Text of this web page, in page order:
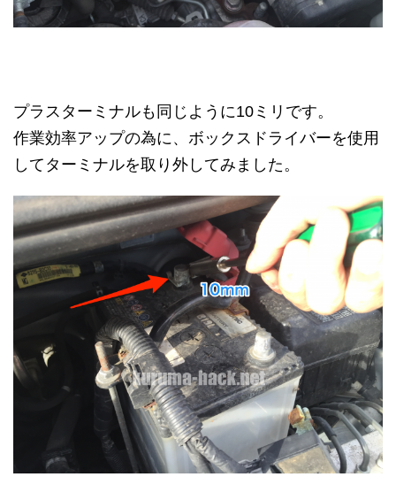
プラスターミナルも同じように10ミリです。
作業効率アップの為に、ボックスドライバーを使用
してターミナルを取り外してみました。